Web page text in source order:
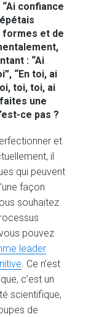
confiance
formes et de
: “Ai
“En toi, ai
toi, toi, ai
une
ce pas ?
et
il
qui peuvent
façon
souhaitez
pouvez
leader
. Ce n’est
c’est un
scientifique,
de